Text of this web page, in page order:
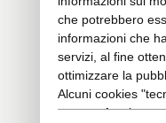
che potrebbero
informazioni che
servizi, al fine
ottimizzare la
Alcuni cookies
corretto